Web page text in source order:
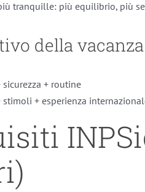
tranquille: più equilibrio, più
della
sicurezza + routine
stimoli + esperienza